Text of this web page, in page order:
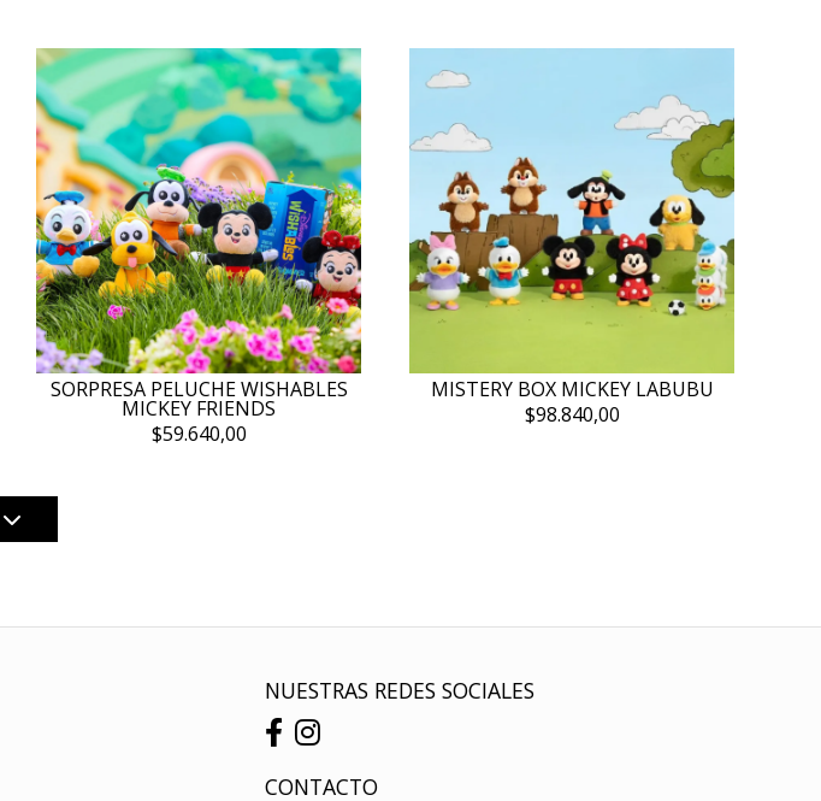
SORPRESA PELUCHE WISHABLES
MICKEY FRIENDS
$59.640,00
MISTERY BOX MICKEY LABUBU
$98.840,00
NUESTRAS REDES SOCIALES
CONTACTO